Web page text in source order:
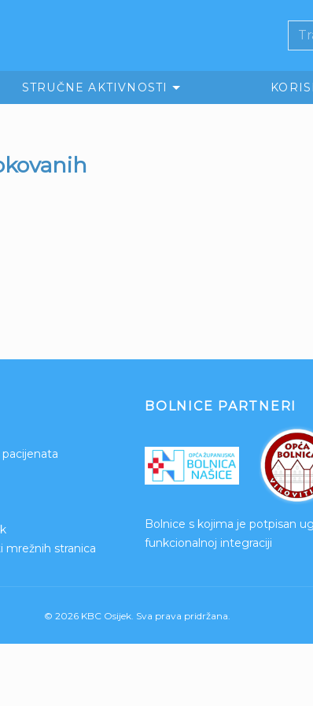
STRUČNE AKTIVNOSTI
mrežnih stranica
BOLNICE PARTNERI
Bolnice s kojima je potpisan
funkcionalnoj integraciji
© 2026 KBC Osijek. Sva prava pridržana.